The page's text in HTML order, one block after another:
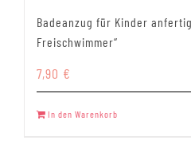
Badeanzug für Kinder
Freischwimmer“
7,90 €
In den Warenkorb